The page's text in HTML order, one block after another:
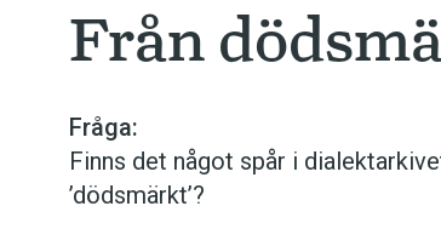
Från
Fråga:
Finns det något spår i
’dödsmärkt’?